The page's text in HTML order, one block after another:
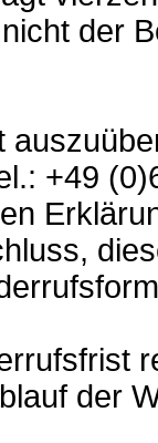
der
+49
der